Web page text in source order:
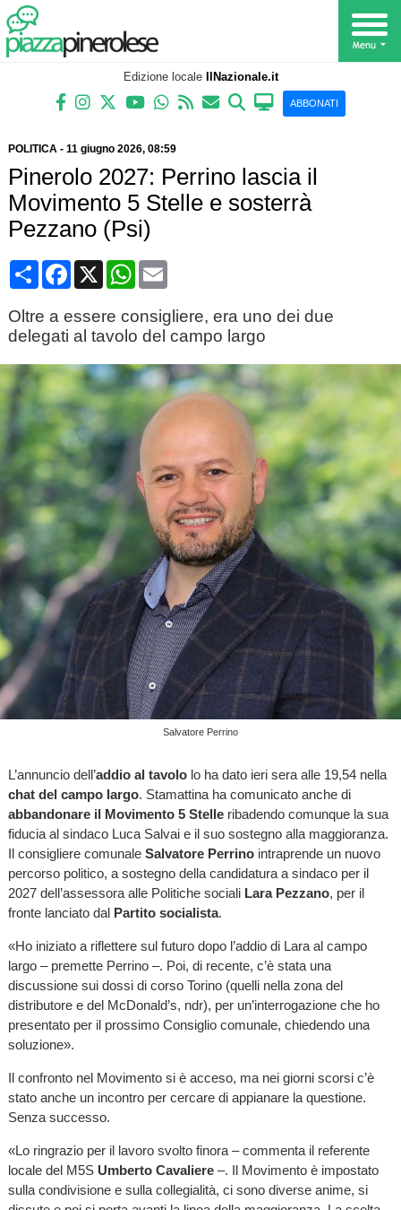
Edizione locale IlNazionale.it
ABBONATI
POLITICA- 11 giugno 2026, 08:59
Pinerolo 2027: Perrino lascia il
Movimento 5 Stelle e sosterrà
Pezzano (Psi)
CondividiFacebook
X WhatsApp
Email
Oltre a essere consigliere, era uno dei due
delegati al tavolo del campo largo
Salvatore Perrino
L’annuncio dell’addio al tavolo lo ha dato ieri sera alle 19,54 nella
chat del campo largo. Stamattina ha comunicato anche di
abbandonare il Movimento 5 Stelleribadendo comunque la sua
fiducia al sindaco Luca Salvai e il suo sostegno alla maggioranza.
Il consigliere comunale Salvatore Perrinointraprende un nuovo
percorso politico, a sostegno della candidatura a sindaco per il
2027 dell’assessora alle Politiche sociali Lara Pezzano, per il
fronte lanciato dal Partito socialista.
«Ho iniziato a riflettere sul futuro dopo l’addio di Lara al campo
largo – premette Perrino –. Poi, di recente, c’è stata una
discussione sui dossi di corso Torino (quelli nella zona del
distributore e del McDonald’s, ndr), per un’interrogazione che ho
presentato per il prossimo Consiglio comunale, chiedendo una
soluzione».
Il confronto nel Movimento si è acceso, ma nei giorni scorsi c’è
stato anche un incontro per cercare di appianare la questione.
Senza successo.
«Lo ringrazio per il lavoro svolto finora – commenta il referente
locale del M5S Umberto Cavaliere–. Il Movimento è impostato
sulla condivisione e sulla collegialità, ci sono diverse anime, si